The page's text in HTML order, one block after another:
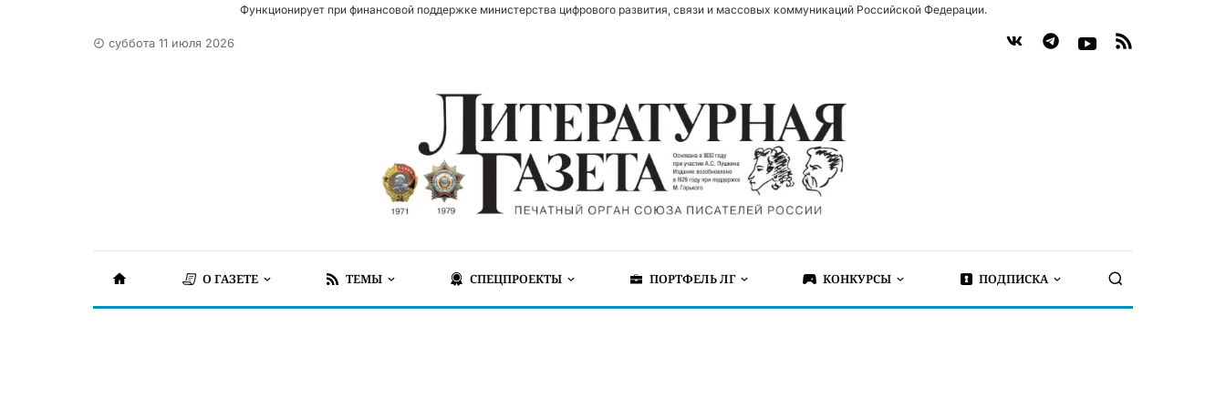
Функционирует при финансовой поддержке министерства цифрового развития, связи и массовых коммуникаций Российской Федерации.
суббота 11 июля 2026
О ГАЗЕТЕ ТЕМЫ СПЕЦПРОЕКТЫ ПОРТФЕЛЬ ЛГ КОНКУРСЫ ПОДПИСКА